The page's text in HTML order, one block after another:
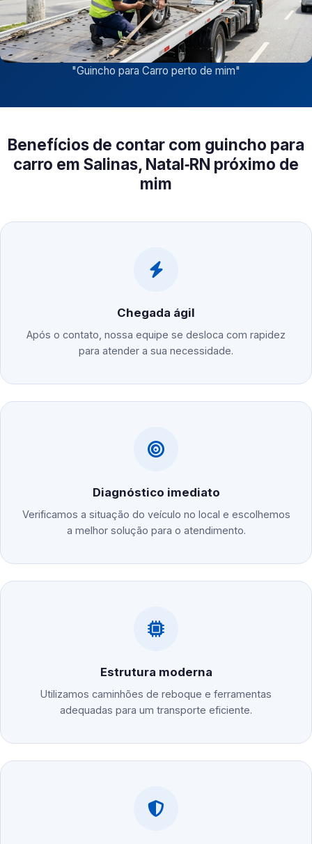
"Guincho para Carro perto de mim"
Benefícios de contar com guincho para
carro em Salinas, Natal‑RN próximo de
mim
Chegada ágil
Após o contato, nossa equipe se desloca com rapidez
para atender a sua necessidade.
Diagnóstico imediato
Verificamos a situação do veículo no local e escolhemos
a melhor solução para o atendimento.
Estrutura moderna
Utilizamos caminhões de reboque e ferramentas
adequadas para um transporte eficiente.